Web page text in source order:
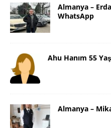
Almanya –
WhatsApp
Ahu Hanım 55
Almanya –